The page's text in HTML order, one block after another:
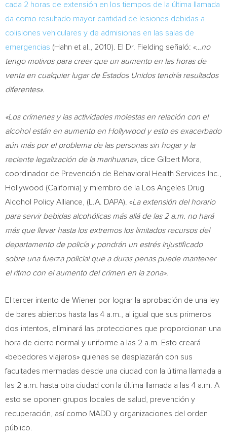
cada 2 horas de extensión en los tiempos de la última llamada
da como resultado mayor cantidad de lesiones debidas a
colisiones vehiculares y de admisiones en las salas de
emergencias (Hahn et al., 2010). El Dr. Fielding señaló: «…no
tengo motivos para creer que un aumento en las horas de
venta en cualquier lugar de Estados Unidos tendría resultados
diferentes».
«Los crímenes y las actividades molestas en relación con el
alcohol están en aumento en Hollywoody esto es exacerbado
aún más por el problema de las personas sin hogar y la
reciente legalización de la marihuana», dice Gilbert Mora
coordinador de Prevención de Behavioral Health Services Inc.,
Hollywood (California) y miembro de la Los Angeles Drug
Alcohol Policy Alliance, (L.A. DAPA). «La extensión del horario
para servir bebidas alcohólicas más allá de las 2 a.m. no hará
más que llevar hasta los extremos los limitados recursos del
departamento de policía y pondrán un estrés injustificado
sobre una fuerza policial que a duras penas puede mantener
el ritmo con el aumento del crimen en la zona».
El tercer intento de Wiener por lograr la aprobación de una ley
de bares abiertos hasta las 4 a.m.
, al igual que sus primeros
dos intentos, eliminará las protecciones que proporcionan una
hora de cierre normal y uniforme a las 2 a.m. Esto creará
«bebedores viajeros» quienes se desplazarán con sus
facultades mermadas desde una ciudad con la última llamada a
las 2 a.m. hasta otra ciudad con la última llamada a las 4 a.m. A
esto se oponen grupos locales de salud, prevención y
recuperación, así como MADD y organizaciones del orden
público.